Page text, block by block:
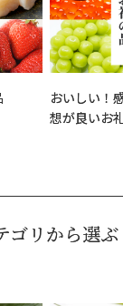
おいしい！
想が良いお
ゴリから選ぶ